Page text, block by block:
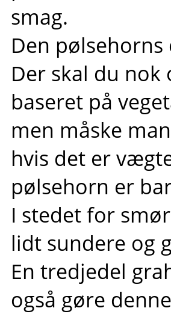
smag.
Den
Der skal du
baseret på
men måske
hvis det er
pølsehorn er
I stedet for
lidt sundere og
En tredjedel
også gøre